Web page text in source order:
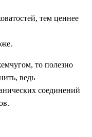
тем ценнее
то полезно
ведь
соединений